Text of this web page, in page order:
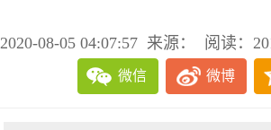
2020-08-05 04:07:57 来源： 阅读：
微信 微博